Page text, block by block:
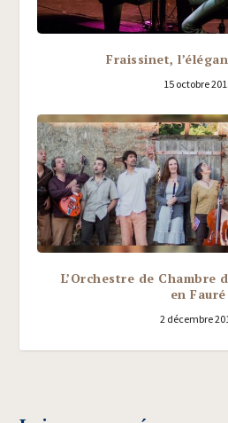
Fraissinet,
15 octobre
L’Orchestre de Chambre
en Fauré
2 décembre